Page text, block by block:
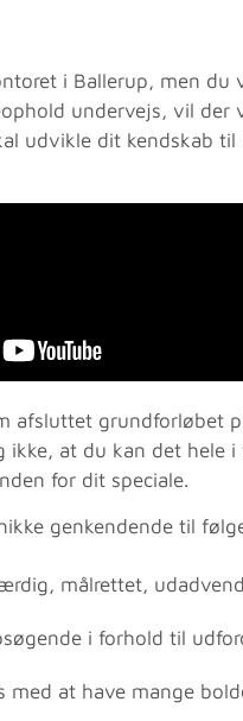
i Ballerup, men
undervejs, vil
udvikle dit kendskab
afsluttet grundforløbet
ikke, at du kan det hele
for dit speciale.
genkendende til
målrettet,
i forhold til
med at have mange